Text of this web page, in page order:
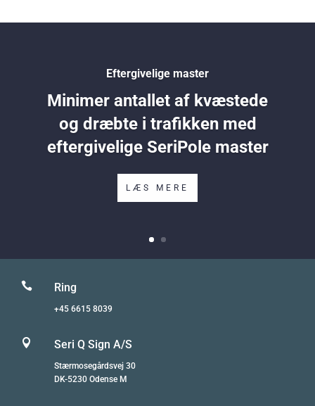
Eftergivelige master
Minimer antallet af kvæstede
og dræbte i trafikken med
eftergivelige SeriPole master
LÆS MERE
 Ring
+45 6615 8039
 Seri Q Sign A/S
Stærmosegårdsvej 30
DK-5230 Odense M